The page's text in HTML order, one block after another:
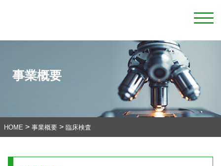
事業概要
HOME > 事業概要 > 臨床検査